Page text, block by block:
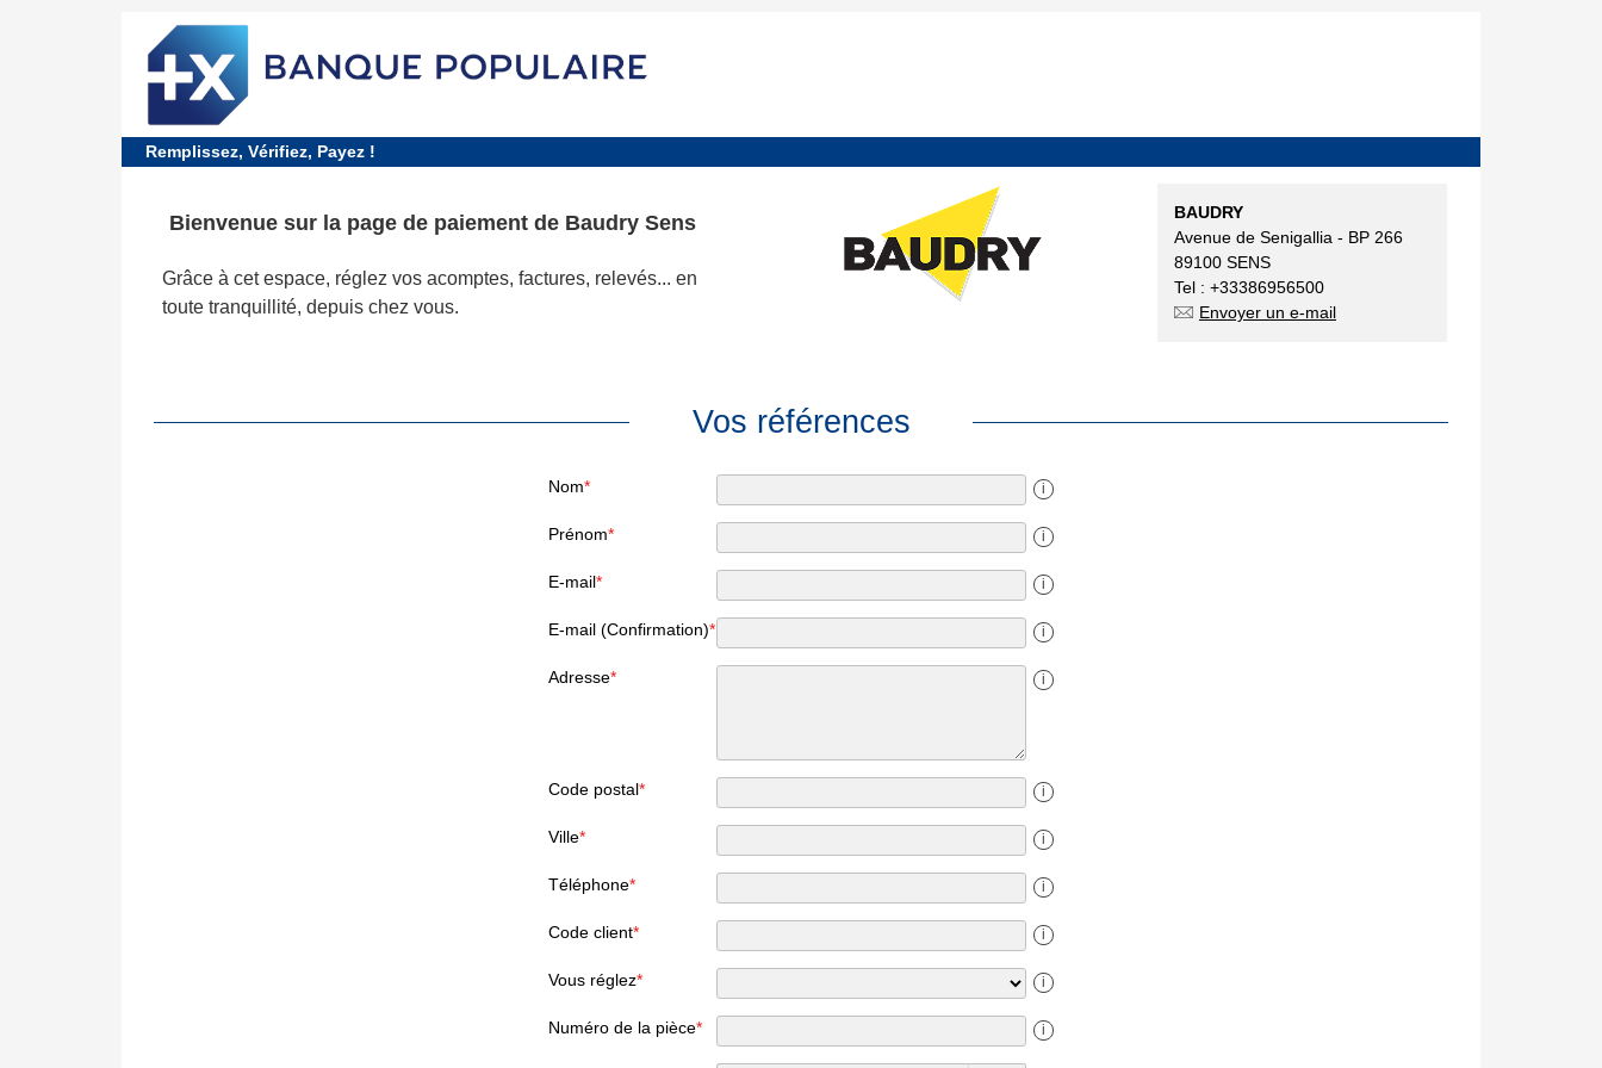
Remplissez, Vérifiez, Payez !
Bienvenue sur la page de paiement de Baudry Sens
Grâce à cet espace, réglez vos acomptes, factures, relevés... en
toute tranquillité, depuis chez vous.
BAUDRY
Avenue de Senigallia - BP 266
89100 SENS
Tel : +33386956500
Envoyer un e-mail
Vos références
Nom* i
Prénom* i
E-mail* i
E-mail (Confirmation)* i
Adresse* i
Code postal* i
Ville* i
Téléphone* i
Code client* i
Vous réglez* i
Numéro de la pièce* i